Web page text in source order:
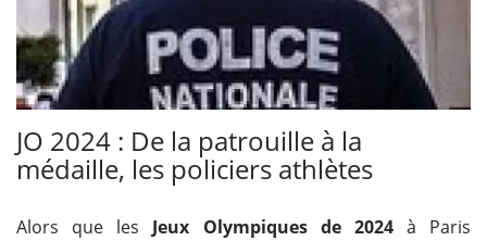
JO 2024 : De la patrouille à la
médaille, les policiers athlètes
Alors que les Jeux Olympiques de 2024à Paris